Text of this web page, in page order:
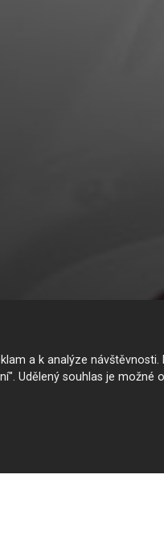
a k analýze návštěvnosti.
Udělený souhlas je možné